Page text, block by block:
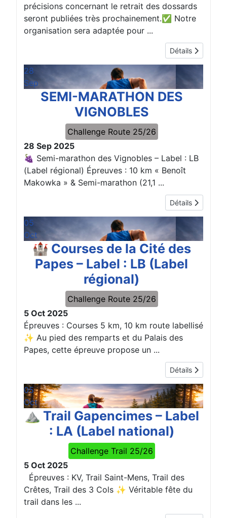
précisions concernant le retrait des dossards
seront publiées très prochainement.✅ Notre
organisation sera adaptée pour ...
Détails
28
Sep
SEMI-MARATHON DES
VIGNOBLES
Challenge Route 25/26
28 Sep 2025
🍇 Semi-marathon des Vignobles – Label : LB
(Label régional) Épreuves : 10 km « Benoît
Makowka » & Semi-marathon (21,1 ...
Détails
05
Oct
🏰 Courses de la Cité des
Papes – Label : LB (Label
régional)
Challenge Route 25/26
5 Oct 2025
Épreuves : Courses 5 km, 10 km route labellisé
✨ Au pied des remparts et du Palais des
Papes, cette épreuve propose un ...
Détails
05
Oct
⛰️ Trail Gapencimes – Label
: LA (Label national)
Challenge Trail 25/26
5 Oct 2025
Épreuves : KV, Trail Saint-Mens, Trail des
Crêtes, Trail des 3 Cols ✨ Véritable fête du
trail dans les ...